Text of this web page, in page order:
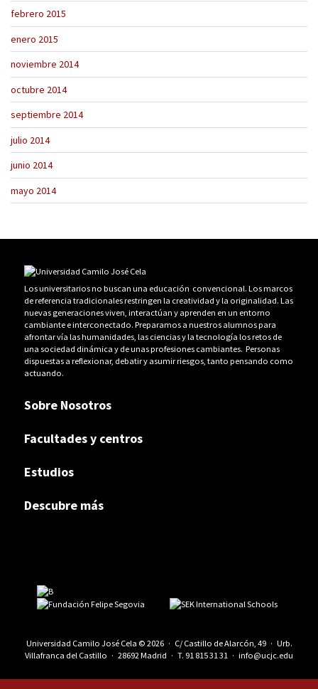
febrero 2015
enero 2015
noviembre 2014
octubre 2014
septiembre 2014
julio 2014
junio 2014
mayo 2014
Los universitarios no buscan una educación convencional. Los marcos
de referencia tradicionales restringen la creatividad y la originalidad. Las
nuevas generaciones viven, interactúan y aprenden en un entorno
cambiante e interconectado. Preparamos a nuestros alumnos para
afrontar vía las humanidades, las ciencias y la tecnología los retos de
una sociedad dinámica y de unas profesiones cambiantes. Personas
dispuestas a reflexionar, debatir y asumir riesgos, tanto pensando como
actuando.
Sobre Nosotros
Facultades y centros
Estudios
Descubre más
Universidad Camilo José Cela © 2026 · C/ Castillo de Alarcón, 49 · Urb.
Villafranca del Castillo · 28692 Madrid · T. 91 815 31 31 · info@ucjc.edu